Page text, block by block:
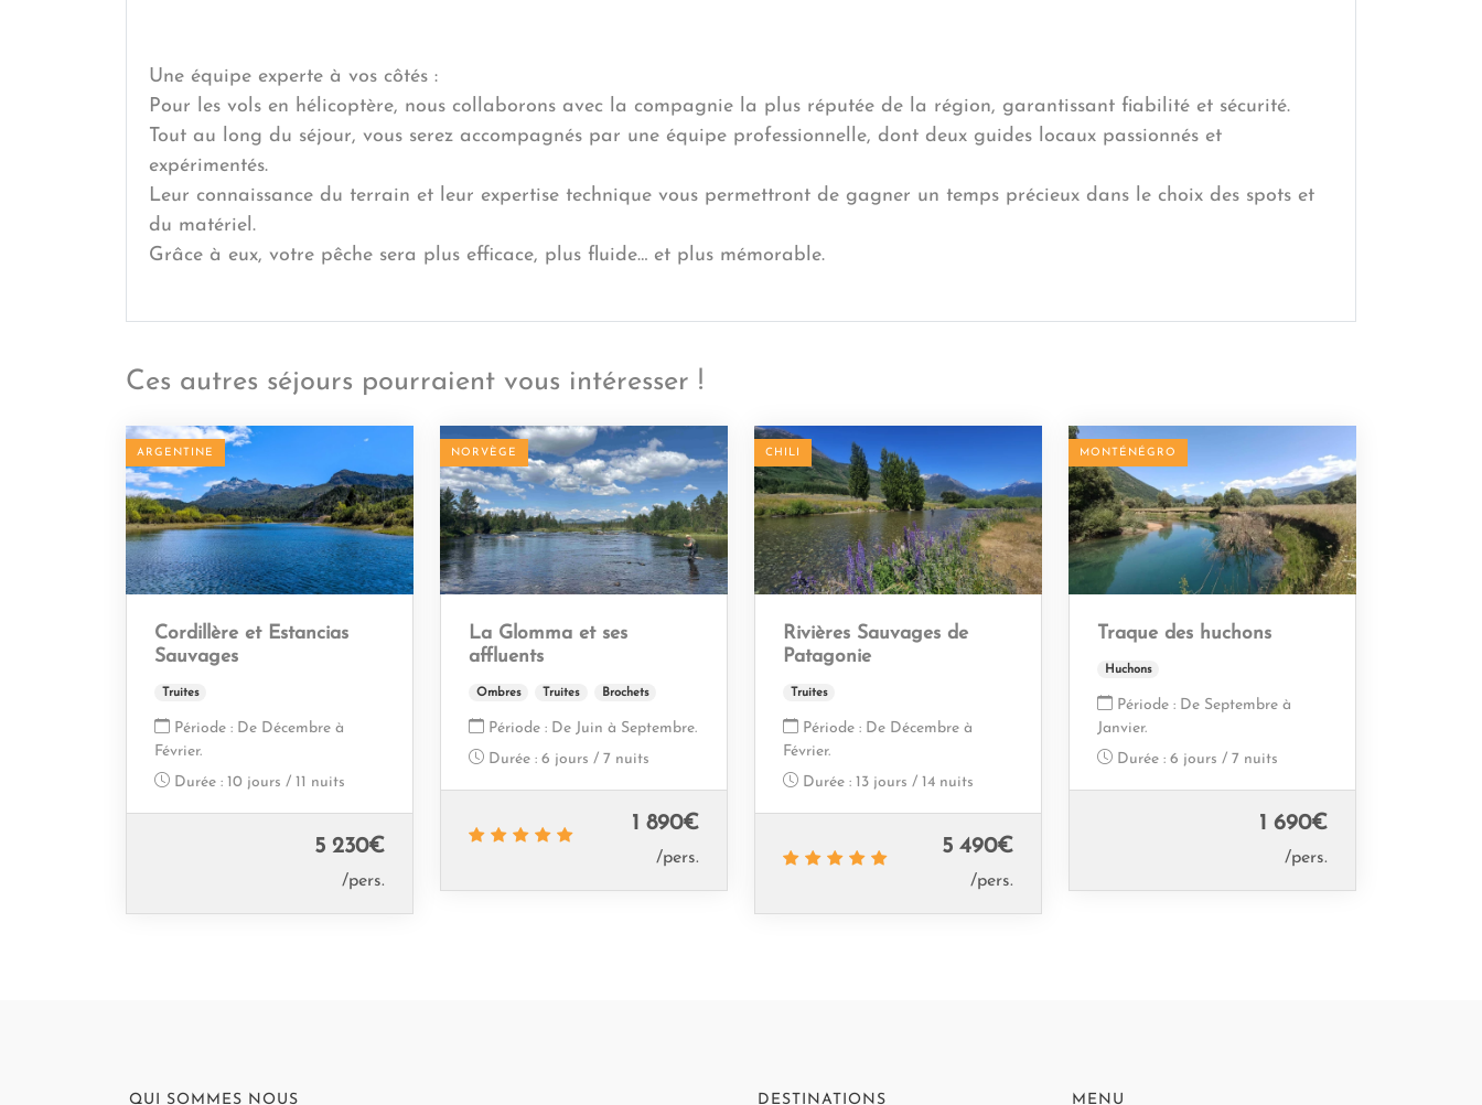
Une équipe experte à vos côtés :
Pour les vols en hélicoptère, nous collaborons avec la compagnie la plus réputée de la région, garantissant fiabilité et sécurité.
Tout au long du séjour, vous serez accompagnés par une équipe professionnelle, dont deux guides locaux passionnés et
expérimentés.
Leur connaissance du terrain et leur expertise technique vous permettront de gagner un temps précieux dans le choix des spots et
du matériel.
Grâce à eux, votre pêche sera plus efficace, plus fluide… et plus mémorable.
Ces autres séjours pourraient vous intéresser !
ARGENTINE
Cordillère et Estancias
Sauvages
Truites
Période : De Décembre à
Février.
Durée : 10 jours / 11 nuits
5 230€
/pers.
NORVÈGE
La Glomma et ses
affluents
Ombres Truites Brochets
Période : De Juin à Septembre.
Durée : 6 jours / 7 nuits
1 890€
/pers.
CHILI
Rivières Sauvages de
Patagonie
Truites
Période : De Décembre à
Février.
Durée : 13 jours / 14 nuits
5 490€
/pers.
MONTÉNÉGRO
Traque des huchons
Huchons
Période : De Septembre à
Janvier.
Durée : 6 jours / 7 nuits
1 690€
/pers.
QUI SOMMES NOUS DESTINATIONS MENU